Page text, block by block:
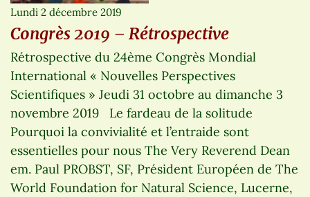
Lundi 2 décembre 2019
Congrès 2019 – Rétrospective
Rétrospective du 24ème Congrès Mondial
International « Nouvelles Perspectives
Scientifiques » Jeudi 31 octobre au dimanche 3
novembre 2019 Le fardeau de la solitude
Pourquoi la convivialité et l’entraide sont
essentielles pour nous The Very Reverend Dean
em. Paul PROBST, SF, Président Européen de The
World Foundation for Natural Science, Lucerne,